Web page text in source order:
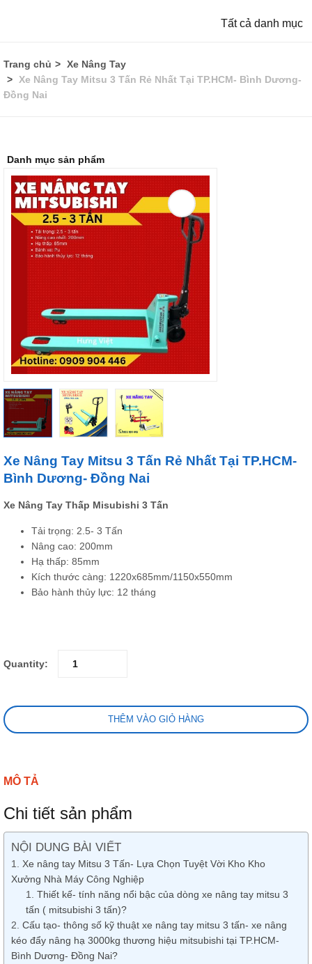
Tất cả danh mục
Trang chủ
Xe Nâng Tay
Xe Nâng Tay Mitsu 3 Tấn Rẻ Nhất Tại TP.HCM- Bình Dương-
Đồng Nai
Danh mục sản phẩm
Xe Nâng Tay Mitsu 3 Tấn Rẻ Nhất Tại TP.HCM-
Bình Dương- Đồng Nai
Xe Nâng Tay Thấp Misubishi 3 Tấn
Tải trọng: 2.5- 3 Tấn
Nâng cao: 200mm
Hạ thấp: 85mm
Kích thước càng: 1220x685mm/1150x550mm
Bảo hành thủy lực: 12 tháng
Quantity:
THÊM VÀO GIỎ HÀNG
MÔ TẢ
Chi tiết sản phẩm
NỘI DUNG BÀI VIẾT
Xe nâng tay Mitsu 3 Tấn- Lựa Chọn Tuyệt Vời Kho Kho
Xưởng Nhà Máy Công Nghiệp
Thiết kế- tính năng nổi bậc của dòng xe nâng tay mitsu 3
tấn ( mitsubishi 3 tấn)?
Cấu tạo- thông số kỹ thuật xe nâng tay mitsu 3 tấn- xe nâng
kéo đẩy nâng hạ 3000kg thương hiệu mitsubishi tại TP.HCM-
Bình Dương- Đồng Nai?